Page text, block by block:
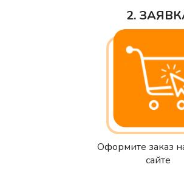
2.
Оформите заказ
сайте